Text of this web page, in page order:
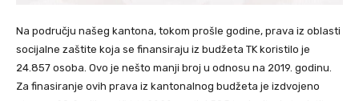
Na području našeg kantona, tokom prošle godine, prava iz oblasti
socijalne zaštite koja se finansiraju iz budžeta TK koristilo je
24.857 osoba. Ovo je nešto manji broj u odnosu na 2019. godinu.
Za finasiranje ovih prava iz kantonalnog budžeta je izdvojeno